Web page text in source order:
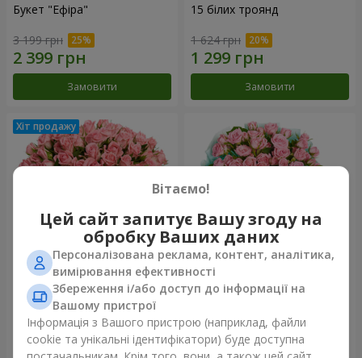
Букет "Ефіра"
3 199 грн
Замовити
15 білих троянд
1 624 грн
Замовити
Квіти в коробці "Рожевий
оазис"
2 499 грн
Композиція "Балада про
маму"
2 074 грн
Вітаємо!
Цей сайт запитує Вашу згоду на
обробку Ваших даних
Персоналізована реклама, контент, аналітика,
вимірювання ефективності
Збереження і/або доступ до інформації на
Вашому пристрої
Інформація з Вашого пристрою (наприклад, файли
cookie та унікальні ідентифікатори) буде доступна